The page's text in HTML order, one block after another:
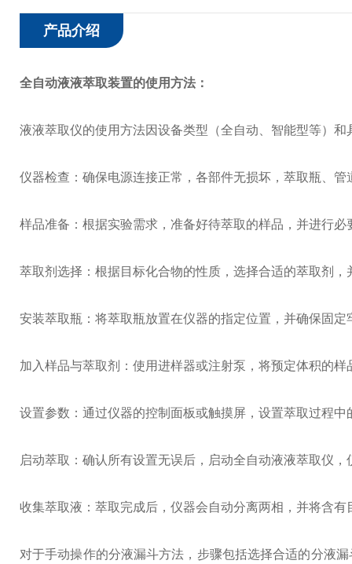
产品介绍
全自动液液萃取装置的使用方法：
液液萃取仪的使用方法因设备类型（全自动、智能型等）
仪器检查：确保电源连接正常，各部件无损坏，萃取瓶、管
样品准备：根据实验需求，准备好待萃取的样品，并进行
萃取剂选择：根据目标化合物的性质，选择合适的萃取剂
安装萃取瓶：将萃取瓶放置在仪器的指定位置，并确保固定
加入样品与萃取剂：使用进样器或注射泵，将预定体积的
设置参数：通过仪器的控制面板或触摸屏，设置萃取过程
启动萃取：确认所有设置无误后，启动全自动液液萃取仪
收集萃取液：萃取完成后，仪器会自动分离两相，并将含
对于手动操作的分液漏斗方法，步骤包括选择合适的分液